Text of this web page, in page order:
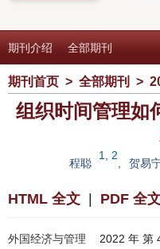
期刊介绍 全部期刊
期刊首页 > 全部期刊 >
组织时间管理如
程聪
1, 2
贺易
HTML 全文 PDF 全
外国经济与管理 2022 年 第